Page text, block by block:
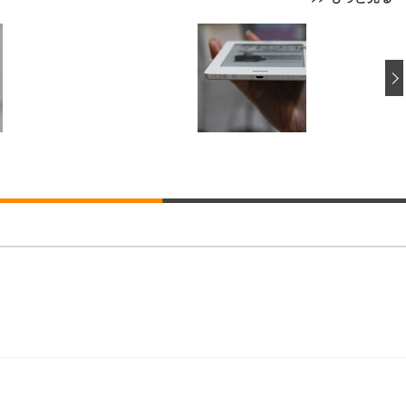
面昇降 強化ナイロン樹脂ベース 通気性メッシュ 在宅ワーク H-WY01
跳ね上げ式アームレスト 3Dヘッドレスト ハンガー付き 高反発クッ
整 スイベル VESA対応 ComfortView ビジネス向け
1) (ケース販売)